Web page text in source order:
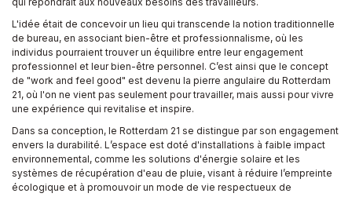
L'idée était de concevoir un lieu qui transcende la notion traditionnelle
de bureau, en associant bien-être et professionnalisme, où les
individus pourraient trouver un équilibre entre leur engagement
professionnel et leur bien-être personnel. C’est ainsi que le concept
de "work and feel good" est devenu la pierre angulaire du Rotterdam
21, où l'on ne vient pas seulement pour travailler, mais aussi pour vivre
une expérience qui revitalise et inspire.
Dans sa conception, le Rotterdam 21 se distingue par son engagement
envers la durabilité. L’espace est doté d'installations à faible impact
environnemental, comme les solutions d'énergie solaire et les
systèmes de récupération d'eau de pluie, visant à réduire l’empreinte
écologique et à promouvoir un mode de vie respectueux de